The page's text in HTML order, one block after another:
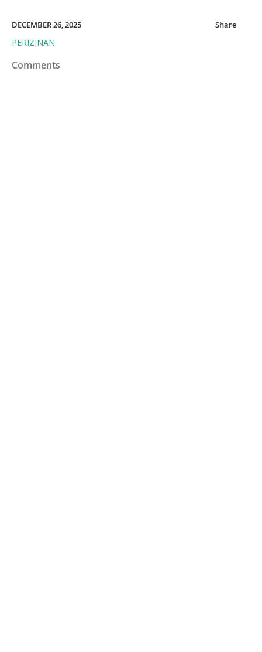
DECEMBER 26, 2025
PERIZINAN
Share
Comments